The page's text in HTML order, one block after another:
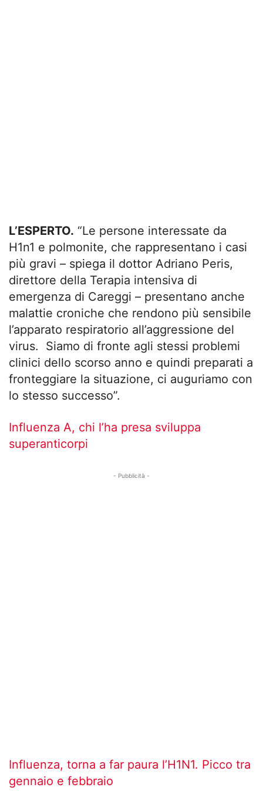
L’ESPERTO. “Le persone interessate da
H1n1 e polmonite, che rappresentano i casi
più gravi – spiega il dottor Adriano Peris,
direttore della Terapia intensiva di
emergenza di Careggi – presentano anche
malattie croniche che rendono più sensibile
l’apparato respiratorio all’aggressione del
virus. Siamo di fronte agli stessi problemi
clinici dello scorso anno e quindi preparati a
fronteggiare la situazione, ci auguriamo con
lo stesso successo”.
Influenza A, chi l’ha presa sviluppa
superanticorpi
- Pubblicità -
Influenza, torna a far paura l’H1N1. Picco tra
gennaio e febbraio